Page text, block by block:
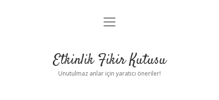
Anasayfa
Yasal Uyarı
menüyü
Etkinlik Fikir Kutusu
Unutulmaz anlar için yaratıcı öneriler!